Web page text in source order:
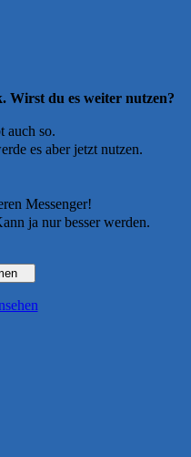
Wirst du es weiter nutzen?
auch so.
es aber jetzt nutzen.
Messenger!
ja nur besser werden.